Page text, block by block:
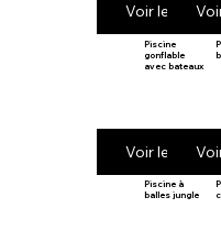
Voir le
Piscine
gonflable
avec bateaux
Voir le
Piscine à
balles jungle